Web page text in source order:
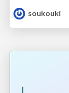
soukouki